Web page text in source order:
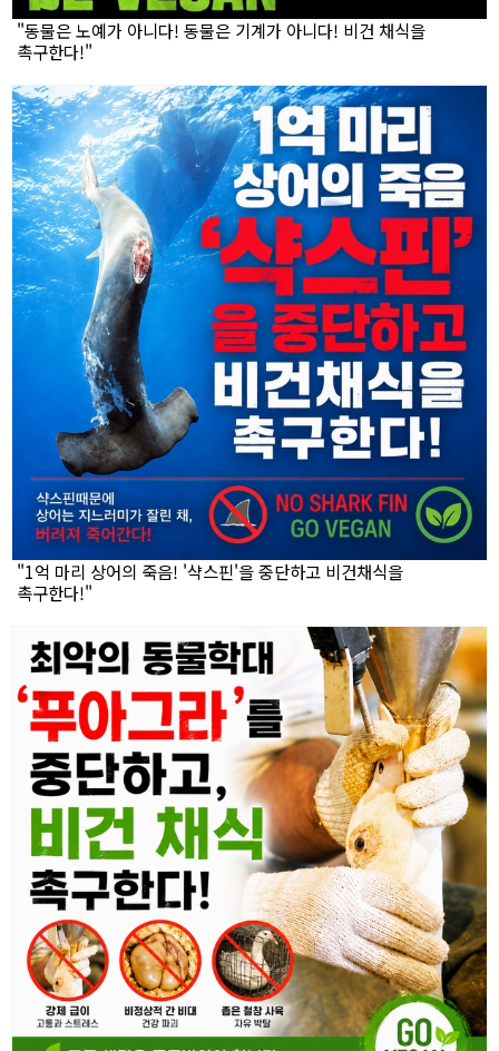
"동물은 노예가 아니다! 동물은 기계가 아니다! 비건 채식을
촉구한다!"
"1억 마리 상어의 죽음! '샥스핀'을 중단하고 비건채식을
촉구한다!"